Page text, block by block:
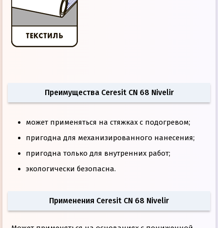
Преимущества Ceresit CN 68 Nivelir
может применяться на стяжках с подогревом;
пригодна для механизированного нанесения;
пригодна только для внутренних работ;
экологически безопасна.
Применения Ceresit CN 68 Nivelir